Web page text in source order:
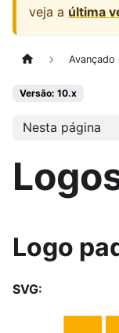
veja a última
Avançado
Versão: 10.x
Nesta página
Logo
SVG: